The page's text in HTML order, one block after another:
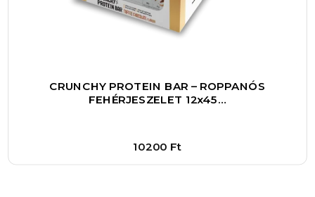
személyre szabott kezeléseket kínál. Ha
szeretnéd megőrizni hajad egészségét,
akkor ez a bérlet kiváló választás számodra.
Ne habozz, tedd meg az első lépést a testi-lelki
head spa nyújtotta luxust!
CRUNCHY PROTEIN BAR – ROPPANÓS
FEHÉRJESZELET 12x45…
10200 Ft